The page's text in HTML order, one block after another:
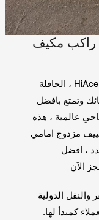
ايجار ميكروباص هاي اس 13 راكب مكيف
Hyundai Tour Bus ، موديل العام ، HiAce Bus ، الحافلة
وتمتع بافضل
عالمية ، هذه
، تكييف مزدوج امامي
، افضل
الآن
الدولية
كمبدأ لها.